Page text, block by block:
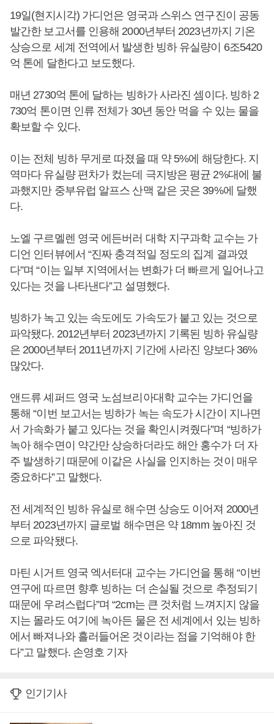
19일(현지시각) 가디언은 영국과 스위스 연구진이 공동
발간한 보고서를 인용해 2000년부터 2023년까지 기온
상승으로 세계 전역에서 발생한 빙하 유실량이 6조5420
억 톤에 달한다고 보도했다.
매년 2730억 톤에 달하는 빙하가 사라진 셈이다. 빙하 2
730억 톤이면 인류 전체가 30년 동안 먹을 수 있는 물을
확보할 수 있다.
이는 전체 빙하 무게로 따졌을 때 약 5%에 해당한다. 지
역마다 유실량 편차가 컸는데 극지방은 평균 2%대에 불
과했지만 중부유럽 알프스 산맥 같은 곳은 39%에 달했
다.
노엘 구르멜렌 영국 에든버러 대학 지구과학 교수는 가
디언 인터뷰에서 “진짜 충격적일 정도의 집계 결과였
다”며 “이는 일부 지역에서는 변화가 더 빠르게 일어나고
있다는 것을 나타낸다”고 설명했다.
빙하가 녹고 있는 속도에도 가속도가 붙고 있는 것으로
파악됐다. 2012년부터 2023년까지 기록된 빙하 유실량
은 2000년부터 2011년까지 기간에 사라진 양보다 36%
많았다.
앤드류 셰퍼드 영국 노섬브리아대학 교수는 가디언을
통해 “이번 보고서는 빙하가 녹는 속도가 시간이 지나면
서 가속화가 붙고 있다는 것을 확인시켜줬다”며 “빙하가
녹아 해수면이 약간만 상승하더라도 해안 홍수가 더 자
주 발생하기 때문에 이같은 사실을 인지하는 것이 매우
중요하다”고 말했다.
전 세계적인 빙하 유실로 해수면 상승도 이어져 2000년
부터 2023년까지 글로벌 해수면은 약 18mm 높아진 것
으로 파악됐다.
마틴 시거트 영국 엑서터대 교수는 가디언을 통해 “이번
연구에 따르면 향후 빙하는 더 손실될 것으로 추정되기
때문에 우려스럽다”며 “2cm는 큰 것처럼 느껴지지 않을
지는 몰라도 여기에 녹아든 물은 전 세계에서 있는 빙하
에서 빠져나와 흘러들어온 것이라는 점을 기억해야 한
다”고 말했다. 손영호 기자
인기기사